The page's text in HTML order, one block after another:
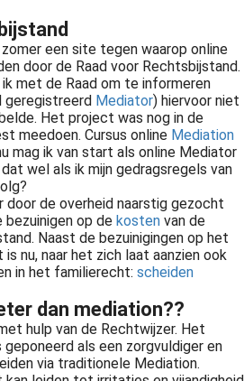
een site tegen waarop online
door de Raad voor Rechtsbijstand.
met de Raad om te informeren
geregistreerd Mediator) hiervoor niet
Het project was nog in de
meedoen. Cursus online Mediation
mag ik van start als online Mediator
wel als ik mijn gedragsregels van
door de overheid naarstig gezocht
bezuinigen op de kosten van de
Naast de bezuinigingen op het
nu, naar het zich laat aanzien ook
in het familierecht: scheiden
dan mediation??
hulp van de Rechtwijzer. Het
als een zorgvuldiger en
via traditionele Mediation.